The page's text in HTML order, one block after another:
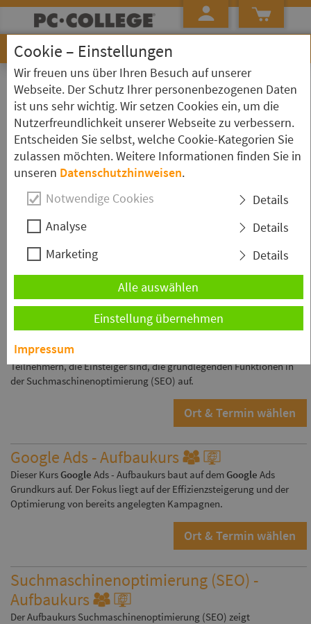
Startseite»Schlagworte mit G ...»Google
Schulungen zum Thema: Google
Google Ads - Grundkurs
Im SeminarGoogleAds - Grundkurs erfahren Sie, wie Sie mit
Textanzeigen erfolgreich werben und neue Kunden gewinnen. Wir
vermitteln die Keyword-Recherche, Anzeigenerstellung und
Gebotsstrategien sowie das Conversion-Tracking zur Messung Ihres
Suchmaschinenoptimierung (SEO) -
Einführung
Dieses Seminar Suchmaschinenoptimierung (SEO) - Einführung zeigt
Teilnehmern, die Einsteiger sind, die grundlegenden Funktionen in
der Suchmaschinenoptimierung (SEO) auf.
Ort & Termin wählen
Google Ads - Aufbaukurs
Dieser KursGoogle Ads - Aufbaukurs baut auf demGoogle Ads
Grundkurs auf. Der Fokus liegt auf der Effizienzsteigerung und der
Optimierung von bereits angelegten Kampagnen.
Ort & Termin wählen
Suchmaschinenoptimierung (SEO) -
Aufbaukurs
Der Aufbaukurs Suchmaschinenoptimierung (SEO) zeigt
Cookie – Einstellungen
Wir freuen uns über Ihren Besuch auf unserer
Webseite. Der Schutz Ihrer personenbezogenen Daten
ist uns sehr wichtig. Wir setzen Cookies ein, um die
Nutzerfreundlichkeit unserer Webseite zu verbessern.
Entscheiden Sie selbst, welche Cookie-Kategorien Sie
zulassen möchten. Weitere Informationen finden Sie in
unseren Datenschutzhinweisen.
Notwendige Cookies
Details
Analyse
Details
Marketing
Details
Alle auswählen
Einstellung übernehmen
Impressum